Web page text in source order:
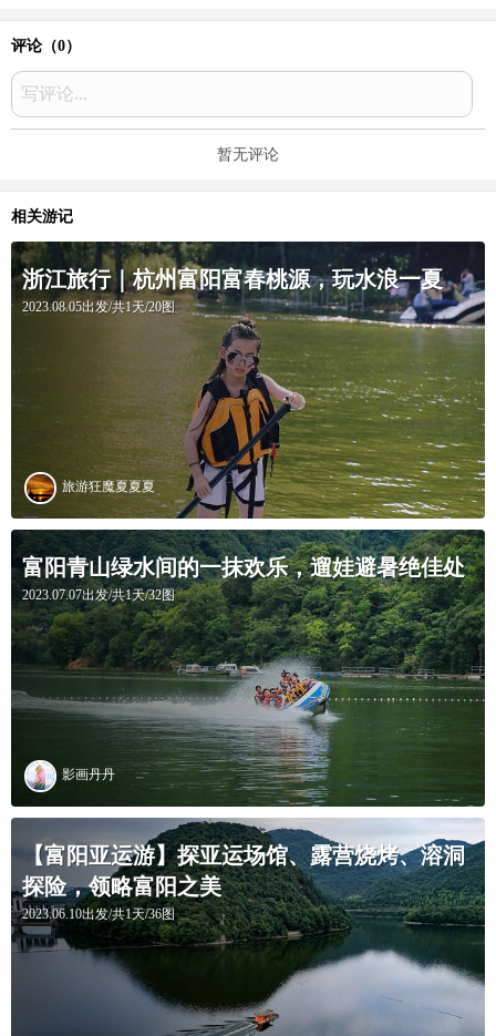
评论（0）
写评论...
暂无评论
相关游记
浙江旅行｜杭州富阳富春桃源，玩水浪一夏
2023.08.05出发/共1天/20图
旅游狂魔夏夏夏
富阳青山绿水间的一抹欢乐，遛娃避暑绝佳处
2023.07.07出发/共1天/32图
影画丹丹
【富阳亚运游】探亚运场馆、露营烧烤、溶洞
探险，领略富阳之美
2023.06.10出发/共1天/36图